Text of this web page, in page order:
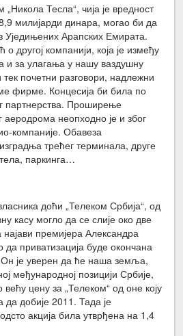
Тесла“, чија је вредност
милијарди динара, могао би да
Уједињених Арапских Емирата.
о другој компанији, која је између
и за улагања у нашу ваздушну
почетни разговори, надлежни
фирме. Концесија би била по
партнерства. Проширење
аеродрома неопходно је и због
компаније. Обавеза
трећег терминала, друге
паркинга…
доћи „Телеком Србија“, од
касу могло да се слије око две
премијера Александра
приватизација буде окончана
је уверен да ће наша земља,
међународној позицији Србије,
цену за „Телеком“ од оне коју
добије 2011. Тада је
акција била утврђена на 1,4